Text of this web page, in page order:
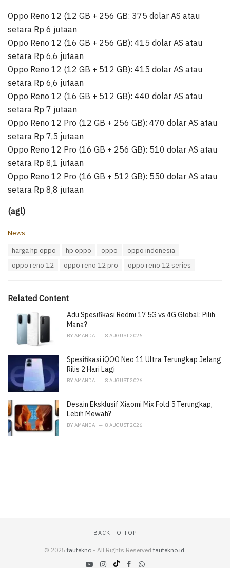
Oppo Reno 12 (12 GB + 256 GB: 375 dolar AS atau
setara Rp 6 jutaan
Oppo Reno 12 (16 GB + 256 GB): 415 dolar AS atau
setara Rp 6,6 jutaan
Oppo Reno 12 (12 GB + 512 GB): 415 dolar AS atau
setara Rp 6,6 jutaan
Oppo Reno 12 (16 GB + 512 GB): 440 dolar AS atau
setara Rp 7 jutaan
Oppo Reno 12 Pro (12 GB + 256 GB): 470 dolar AS atau
setara Rp 7,5 jutaan
Oppo Reno 12 Pro (16 GB + 256 GB): 510 dolar AS atau
setara Rp 8,1 jutaan
Oppo Reno 12 Pro (16 GB + 512 GB): 550 dolar AS atau
setara Rp 8,8 jutaan
(agl)
C
i
News
harga hp oppo hp oppo oppo
oppo indonesia
oppo reno 12
oppo reno 12 pro oppo reno 12 series
Related Content
Adu Spesifikasi Redmi 17 5G vs 4G Global: Pilih
Mana?
BY AMANDA 8 AUGUST 2026
Spesifikasi iQOO Neo 11 Ultra Terungkap Jelang
Rilis 2 Hari Lagi
BY AMANDA 8 AUGUST 2026
Desain Eksklusif Xiaomi Mix Fold 5 Terungkap,
Lebih Mewah?
BY AMANDA 8 AUGUST 2026
BACK TO TOP
© 2025 tautekno - All Rights Reserved tautekno.id.